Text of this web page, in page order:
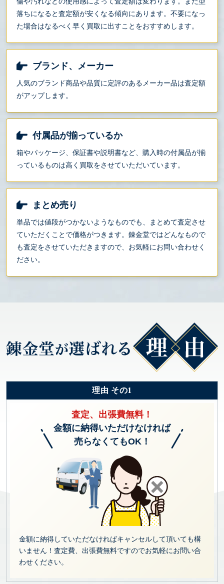
落ちになると査定額が安くなる傾向にあります。不要になっ
た場合はなるべく早く買取に出すことをおすすめします。
ブランド、メーカー
人気のブランド商品や品質に定評のあるメーカー品は査定額
がアップします。
付属品が揃っているか
箱やパッケージ、保証書や説明書など、購入時の付属品が揃
っているものは高く買取をさせていただいています。
まとめ売り
単品では値段がつかないようなものでも、まとめて査定させ
ていただくことで価格がつきます。錬金堂ではどんなもので
も査定をさせていただきますので、お気軽にお問い合わせく
ださい。
理由 その1
査定、出張費無料！
金額に納得いただけなければ
売らなくてもOK！
金額に納得していただなければキャンセルして頂いても構
いません！査定費、出張費無料ですのでお気軽にお問い合
わせください。